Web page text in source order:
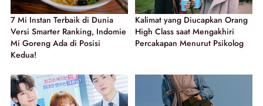
7 Mi Instan Terbaik di Dunia
Versi Smarter Ranking, Indomie
Mi Goreng Ada di Posisi
Kedua!
Kalimat yang Diucapkan Orang
High Class saat Mengakhiri
Percakapan Menurut Psikolog